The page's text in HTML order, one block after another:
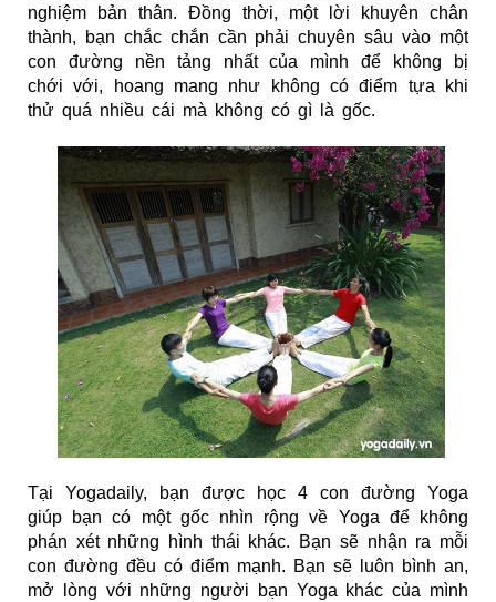
nghiệm bản thân. Đồng thời, một lời khuyên chân
thành, bạn chắc chắn cần phải chuyên sâu vào một
con đường nền tảng nhất của mình để không bị
chới với, hoang mang như không có điểm tựa khi
thử quá nhiều cái mà không có gì là gốc.
Tại Yogadaily, bạn được học 4 con đường Yoga
giúp bạn có một gốc nhìn rộng về Yoga để không
phán xét những hình thái khác. Bạn sẽ nhận ra mỗi
con đường đều có điểm mạnh. Bạn sẽ luôn bình an,
mở lòng với những người bạn Yoga khác của mình